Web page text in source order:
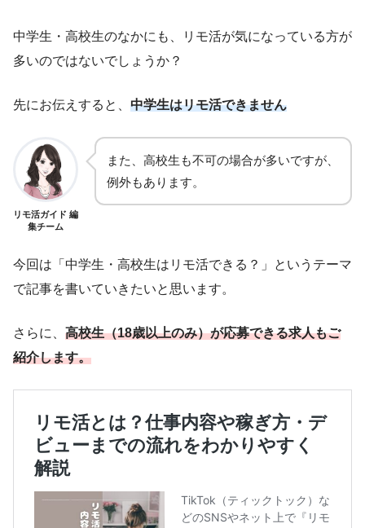
中学生・高校生のなかにも、リモ活が気になっている方が
多いのではないでしょうか？
先にお伝えすると、 中学生はリモ活できません
リモ活ガイド 編
集チーム
また、高校生も不可の場合が多いですが、
例外もあります。
今回は「中学生・高校生はリモ活できる？」というテーマ
で記事を書いていきたいと思います。
さらに、 高校生（18歳以上のみ）が応募できる求人もご
紹介します。